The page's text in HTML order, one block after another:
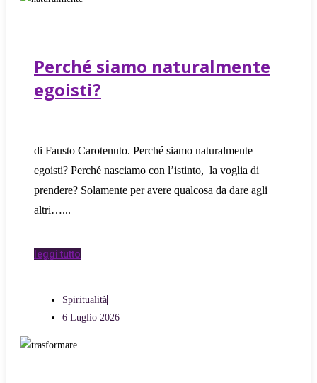
Perché siamo naturalmente
egoisti?
di Fausto Carotenuto. Perché siamo naturalmente
egoisti? Perché nasciamo con l’istinto, la voglia di
prendere? Solamente per avere qualcosa da dare agli
altri…
leggi tutto
Spiritualità
6 Luglio 2026